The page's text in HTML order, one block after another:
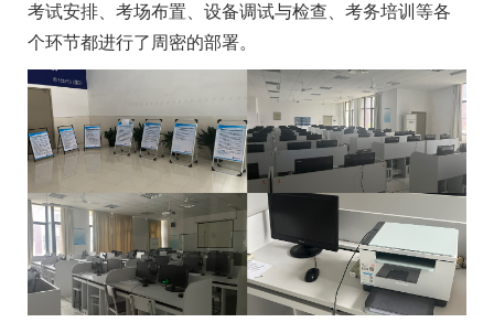
考试安排、考场布置、设备调试与检查、考务培训等各
个环节都进行了周密的部署。